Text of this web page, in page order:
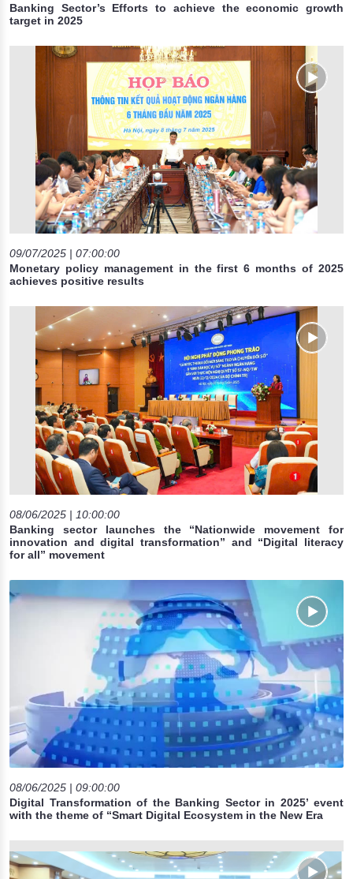
Banking Sector’s Efforts to achieve the economic growth
target in 2025
09/07/2025 | 07:00:00
Monetary policy management in the first 6 months of 2025
achieves positive results
08/06/2025 | 10:00:00
Banking sector launches the “Nationwide movement for
innovation and digital transformation” and “Digital literacy
for all” movement
08/06/2025 | 09:00:00
Digital Transformation of the Banking Sector in 2025’ event
with the theme of “Smart Digital Ecosystem in the New Era